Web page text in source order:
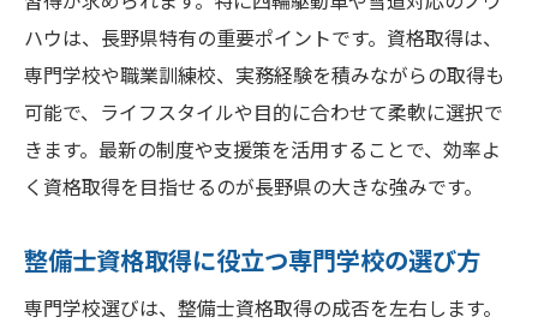
整備士資格取得から始まる理想のキャリア
設計
ハウは、長野県特有の重要ポイントです。資格取得は、
専門学校や職業訓練校、実務経験を積みながらの取得も
可能で、ライフスタイルや目的に合わせて柔軟に選択で
きます。最新の制度や支援策を活用することで、効率よ
く資格取得を目指せるのが長野県の大きな強みです。
整備士資格取得に役立つ専門学校の選び方
専門学校選びは、整備士資格取得の成否を左右します。